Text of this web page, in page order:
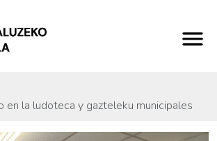
en la ludoteca y gazteleku municipales